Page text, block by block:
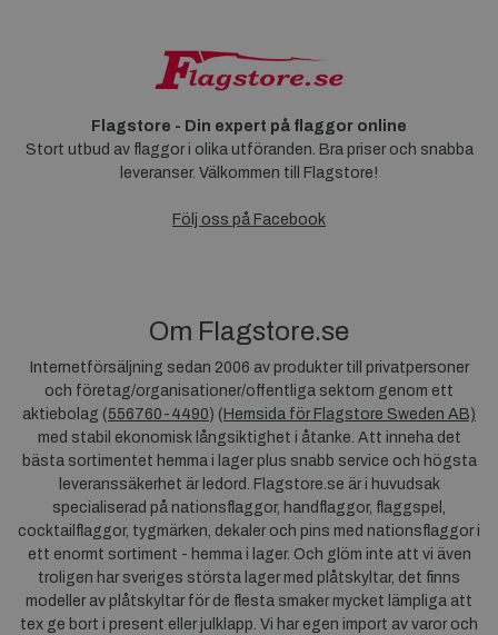
Flagstore - Din expert på flaggor online
Stort utbud av flaggor i olika utföranden. Bra priser och snabba
leveranser. Välkommen till Flagstore!
Följ oss på Facebook
Om Flagstore.se
Internetförsäljning sedan 2006 av produkter till privatpersoner
och företag/organisationer/offentliga sektorn genom ett
aktiebolag (556760-4490) ( Hemsida för Flagstore Sweden AB)
med stabil ekonomisk långsiktighet i åtanke. Att inneha det
bästa sortimentet hemma i lager plus snabb service och högsta
leveranssäkerhet är ledord. Flagstore.se är i huvudsak
specialiserad på nationsflaggor, handflaggor, flaggspel,
cocktailflaggor, tygmärken, dekaler och pins med nationsflaggor i
ett enormt sortiment - hemma i lager. Och glöm inte att vi även
troligen har sveriges största lager med plåtskyltar, det finns
modeller av plåtskyltar för de flesta smaker mycket lämpliga att
tex ge bort i present eller julklapp. Vi har egen import av varor och